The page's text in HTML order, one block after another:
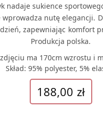
nadaje sukience
wprowadza nutę elegancji.
zapewniając komfort
Produkcja polska.
ma 170cm wzrostu i
Skład: 95% polyester, 5%
188,00 zł